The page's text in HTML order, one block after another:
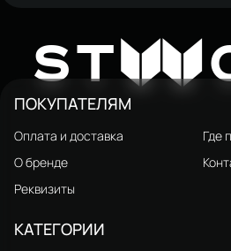
STW
ПОКУПАТЕЛЯМ
Оплата и доставка
Где
О бренде
Реквизиты
КАТЕГОРИИ